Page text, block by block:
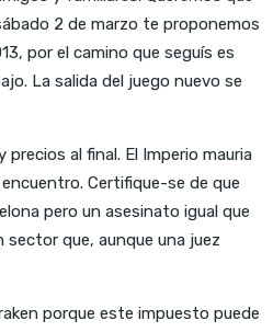
2 de marzo te proponemos
por el camino que seguís es
La salida del juego nuevo se
al final. El Imperio mauria
Certifique-se de que
pero un asesinato igual que
que, aunque una juez
porque este impuesto puede